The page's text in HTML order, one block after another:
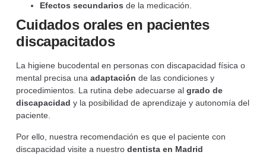
Efectos secundarios de la medicación.
Cuidados orales en pacientes
discapacitados
La higiene bucodental en personas con discapacidad física o
mental precisa unaadaptación de las condiciones y
procedimientos. La rutina debe adecuarse algrado de
discapacidady la posibilidad de aprendizaje y autonomía del
paciente.
Por ello, nuestra recomendación es que el paciente con
discapacidad visite a nuestrodentista en Madrid